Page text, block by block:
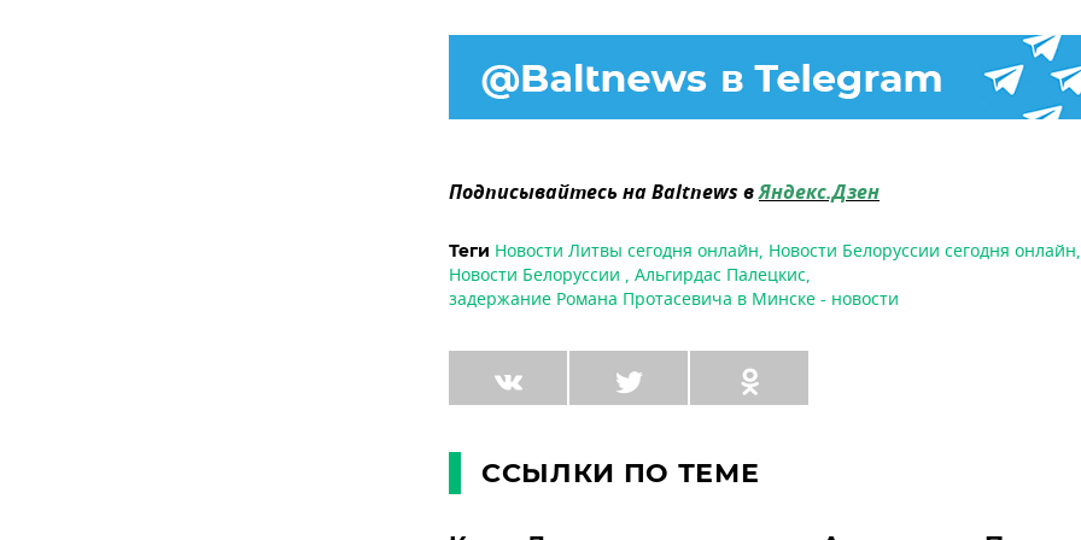
Подписывайтесь на Baltnews вЯндекс.Дзен
Теги Новости Литвы сегодня онлайн, Новости Белоруссии сегодня онлайн
Новости Белоруссии , Альгирдас Палецкис,
задержание Романа Протасевича в Минске - новости
ССЫЛКИ ПО ТЕМЕ